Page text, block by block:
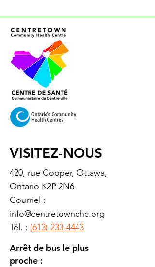
VISITEZ-NOUS
420, rue Cooper, Ottawa,
Ontario K2P 2N6
Courriel :
info@centretownchc.org
Tél. : (613) 233-4443
Arrêt de bus le plus
proche :